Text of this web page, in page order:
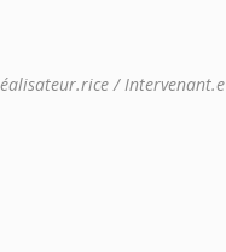
/ Intervenant.e